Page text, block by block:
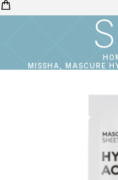
MISSHA, MASCURE